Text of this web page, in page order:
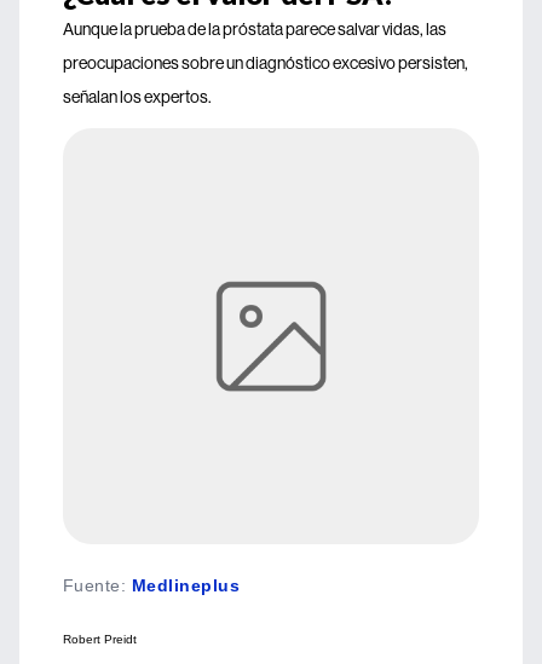
Aunque la prueba de la próstata parece salvar vidas, las
preocupaciones sobre un diagnóstico excesivo persisten,
señalan los expertos.
Fuente: Medlineplus
Robert Preidt